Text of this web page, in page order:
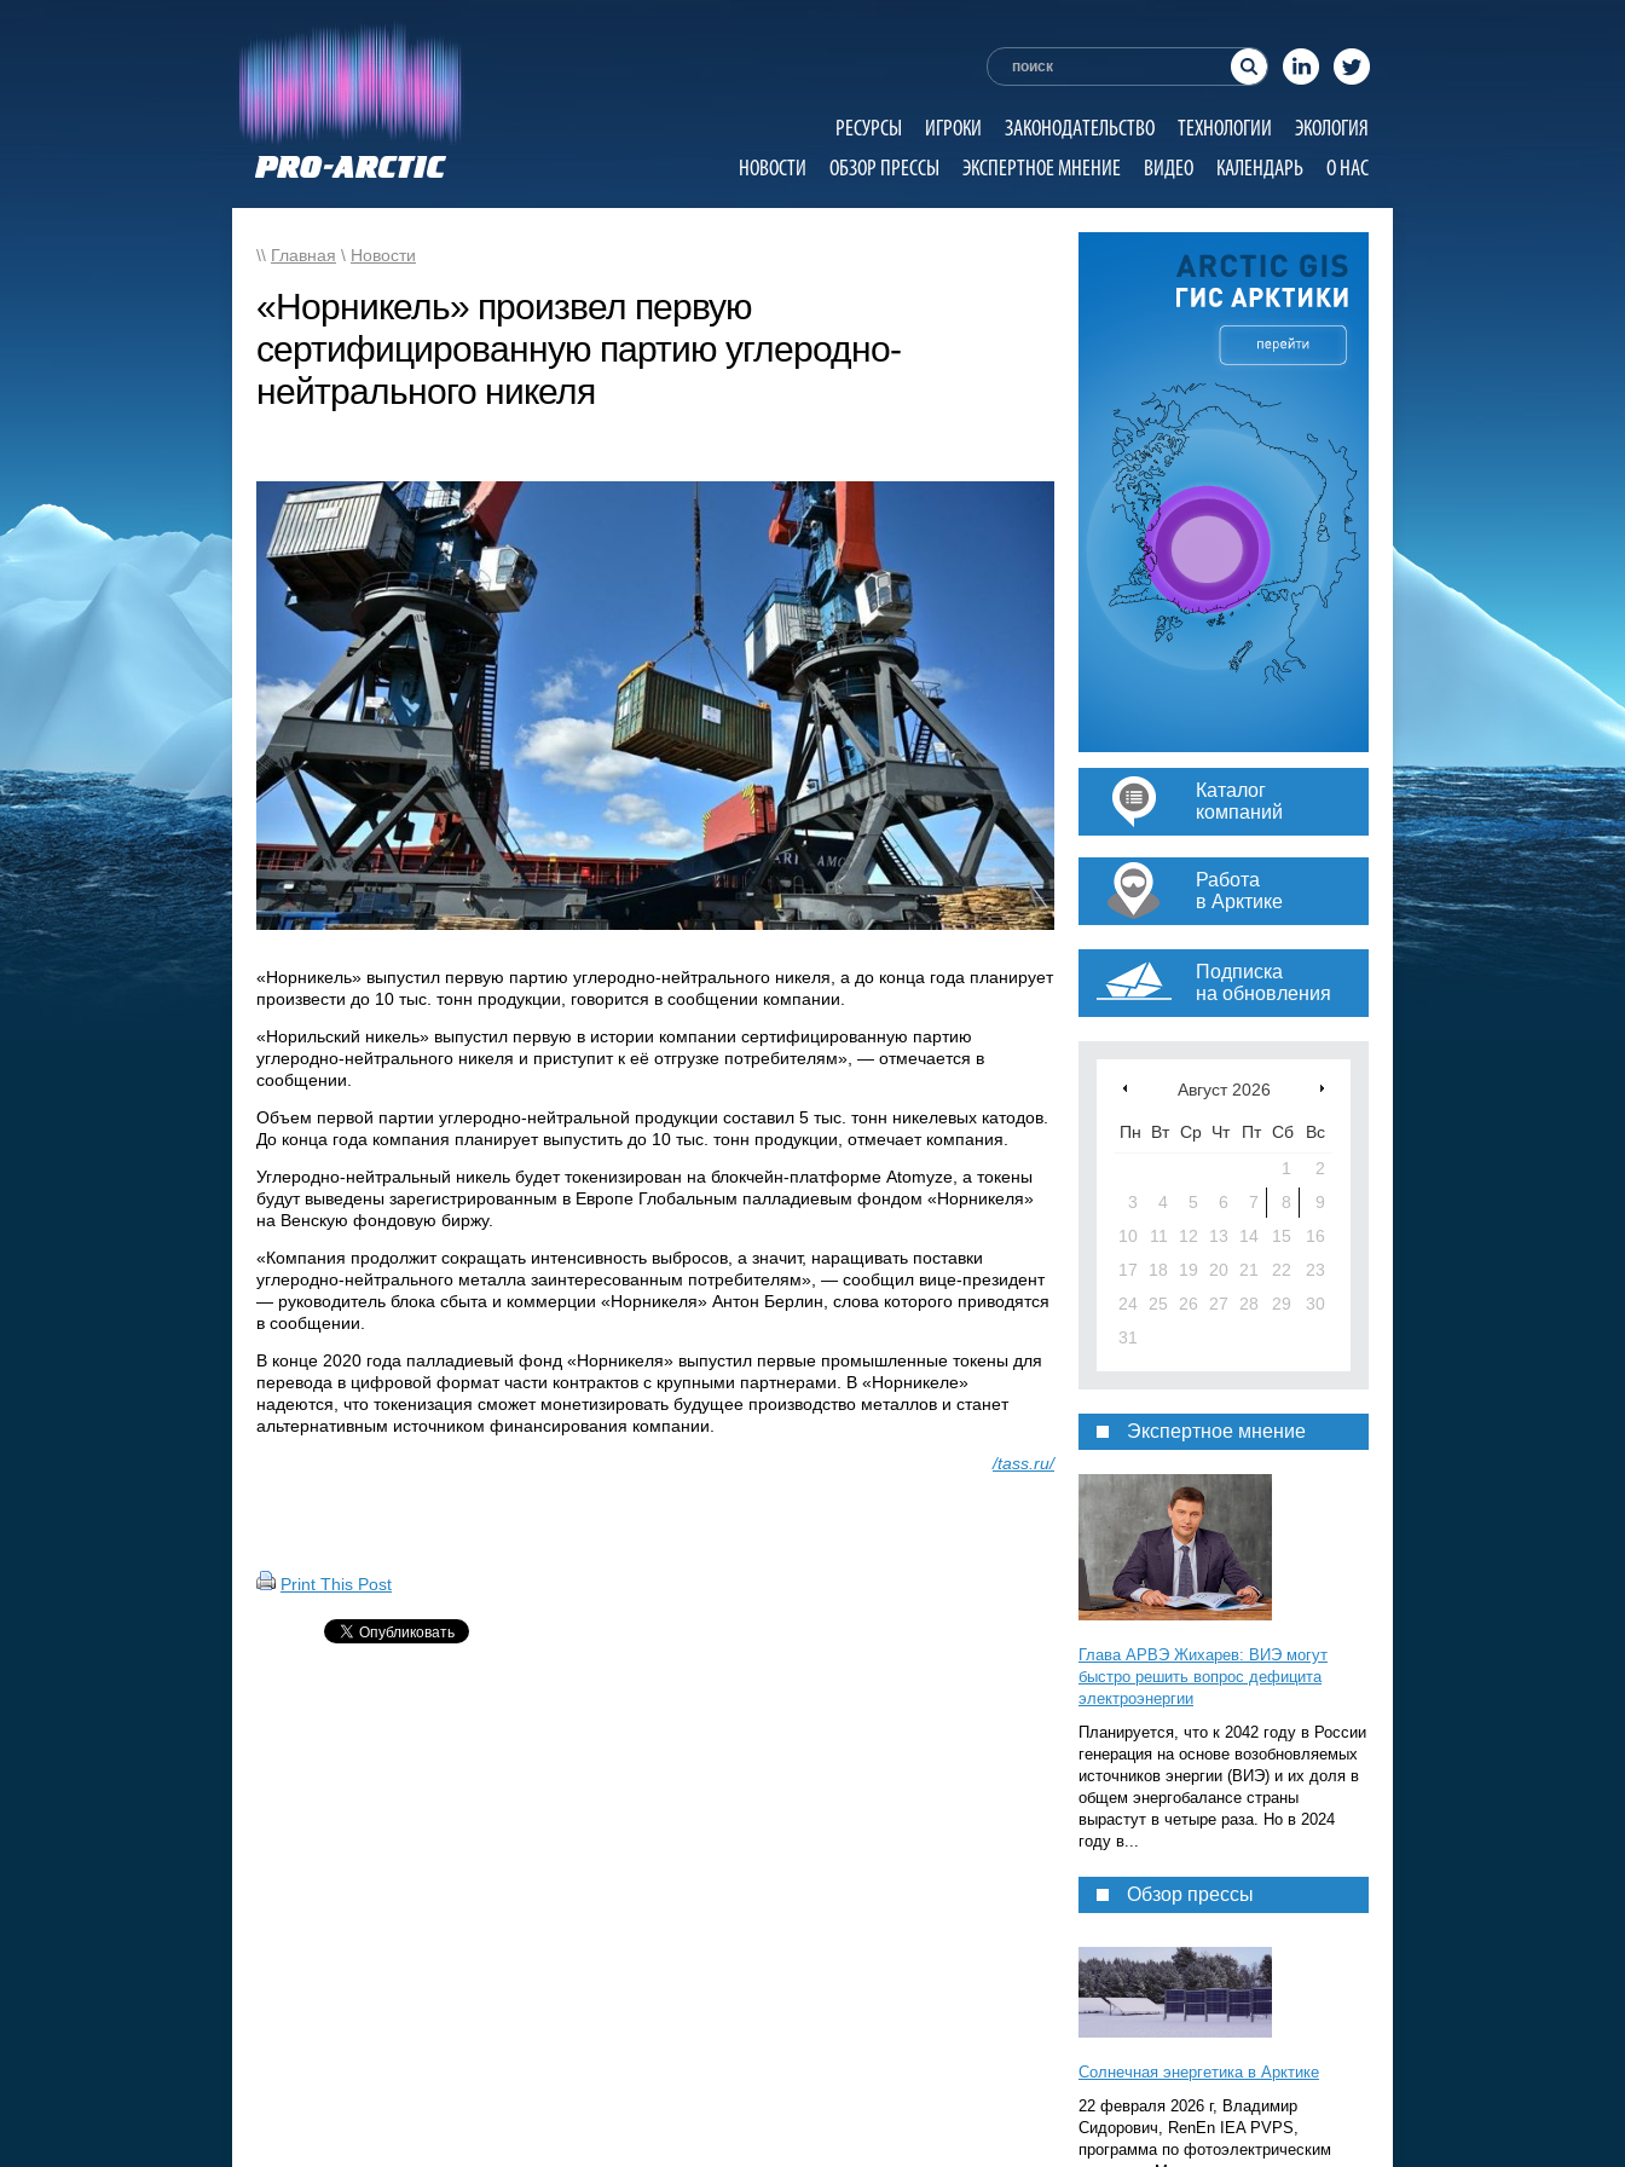
РЕСУРСЫ ИГРОКИ ЗАКОНОДАТЕЛЬСТВО ТЕХНОЛОГИИ
ЭКОЛОГИЯ
НОВОСТИ
ОБЗОР ПРЕССЫ ЭКСПЕРТНОЕ МНЕНИЕ ВИДЕО КАЛЕНДАРЬ О НАС
\\ Главная \ Новости
«Норникель» произвел первую
сертифицированную партию углеродно-
нейтрального никеля
«Норникель» выпустил первую партию углеродно-нейтрального никеля, а до конца года планирует
произвести до 10 тыс. тонн продукции, говорится в сообщении компании.
«Норильский никель» выпустил первую в истории компании сертифицированную партию
углеродно-нейтрального никеля и приступит к её отгрузке потребителям», — отмечается в
сообщении.
Объем первой партии углеродно-нейтральной продукции составил 5 тыс. тонн никелевых катодов.
До конца года компания планирует выпустить до 10 тыс. тонн продукции, отмечает компания.
Углеродно-нейтральный никель будет токенизирован на блокчейн-платформе Atomyze, а токены
будут выведены зарегистрированным в Европе Глобальным палладиевым фондом «Норникеля»
на Венскую фондовую биржу.
«Компания продолжит сокращать интенсивность выбросов, а значит, наращивать поставки
углеродно-нейтрального металла заинтересованным потребителям», — сообщил вице-президент
— руководитель блока сбыта и коммерции «Норникеля» Антон Берлин, слова которого приводятся
в сообщении.
В конце 2020 года палладиевый фонд «Норникеля» выпустил первые промышленные токены для
перевода в цифровой формат части контрактов с крупными партнерами. В «Норникеле»
надеются, что токенизация сможет монетизировать будущее производство металлов и станет
альтернативным источником финансирования компании.
/tass.ru/
Print This Post
Каталог
компаний
Работа
в Арктике
Подписка
на обновления
Август 2026
Пн Вт Ср Чт Пт Сб
Вс
1
2
3
4 5 6 7 8
9
10
11 12 13 14 15
16
17
18 19 20 21 22
23
24
25 26 27 28 29
30
31
Экспертное мнение
Глава АРВЭ Жихарев: ВИЭ могут
быстро решить вопрос дефицита
электроэнергии
Планируется, что к 2042 году в России
генерация на основе возобновляемых
источников энергии (ВИЭ) и их доля в
общем энергобалансе страны
вырастут в четыре раза. Но в 2024
году в...
Обзор прессы
Солнечная энергетика в Арктике
22 февраля 2026 г, Владимир
Сидорович, RenEn IEA PVPS,
программа по фотоэлектрическим